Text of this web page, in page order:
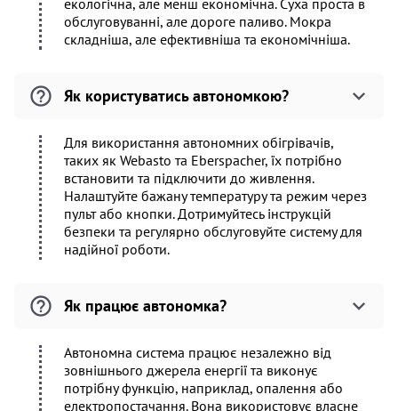
екологічна, але менш економічна. Суха проста в
обслуговуванні, але дороге паливо. Мокра
складніша, але ефективніша та економічніша.
Як користуватись автономкою?
Для використання автономних обігрівачів,
таких як Webasto та Eberspacher, їх потрібно
встановити та підключити до живлення.
Налаштуйте бажану температуру та режим через
пульт або кнопки. Дотримуйтесь інструкцій
безпеки та регулярно обслуговуйте систему для
надійної роботи.
Як працює автономка?
Автономна система працює незалежно від
зовнішнього джерела енергії та виконує
потрібну функцію, наприклад, опалення або
електропостачання. Вона використовує власне